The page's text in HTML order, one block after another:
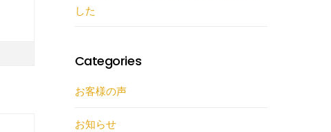
した
Categories
お客様の声
お知らせ